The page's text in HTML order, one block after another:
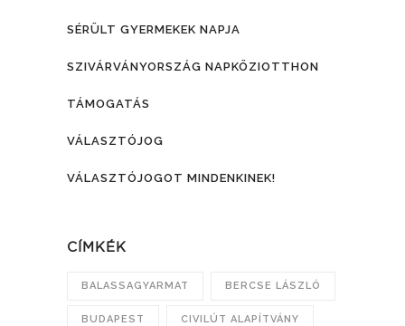
SÉRÜLT GYERMEKEK NAPJA
SZIVÁRVÁNYORSZÁG NAPKÖZIOTTHON
TÁMOGATÁS
VÁLASZTÓJOG
VÁLASZTÓJOGOT MINDENKINEK!
CÍMKÉK
BALASSAGYARMAT BERCSE LÁSZLÓ
BUDAPEST CIVILÚT ALAPÍTVÁNY